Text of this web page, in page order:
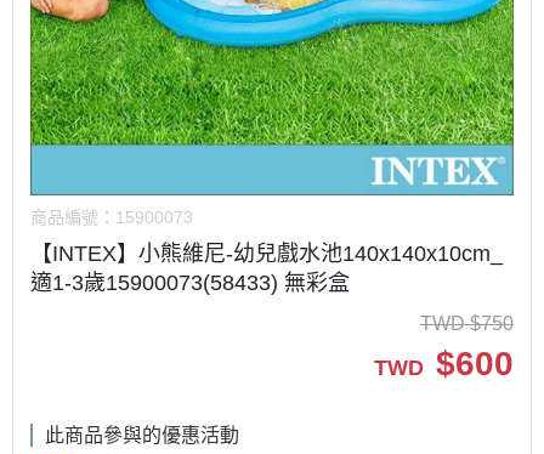
商品編號： 15900073
【INTEX】小熊維尼-幼兒戲水池140x140x10cm_
適1-3歲15900073(58433) 無彩盒
TWD $750
TWD $600
此商品參與的優惠活動